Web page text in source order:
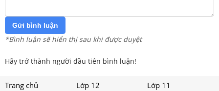
Gửi bình luận
*Bình luận sẽ hiển thị sau khi được duyệt
Hãy trở thành người đầu tiên bình luận!
Trang chủ Lớp 12
Lớp 11